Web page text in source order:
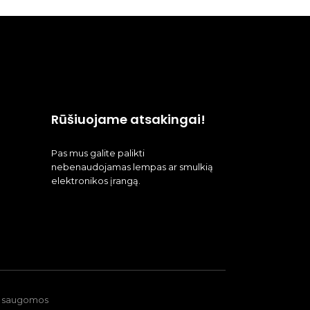
Rūšiuojame atsakingai!
Pas mus galite palikti
nebenaudojamas lempas ar smulkią
elektronikos įrangą.
saugomos